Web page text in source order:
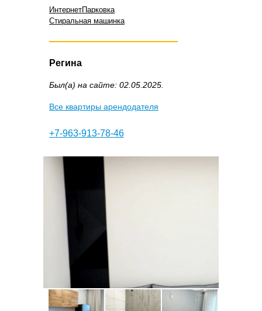
ИнтернетПарковка
Стиральная машинка
Регина
Был(а) на сайте: 02.05.2025.
Все квартиры арендодателя
+7-963-913-78-46